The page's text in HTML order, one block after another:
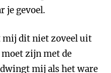
je gevoel.
mij dit niet zoveel uit
zijn met de
mij als het ware